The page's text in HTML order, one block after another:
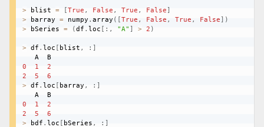
> blist = [True , False , True , False]
> barray = numpy . array ( [True , False , True , False ] )
> bSeries = (df . loc [ : , "A" ] > 2 )
> df . loc [ blist , : ]
   A  B
0
1
2
2
5
6
> df . loc [ barray , : ]
   A  B
0
1
2
2
5
6
> bdf . loc [ bSeries , : ]